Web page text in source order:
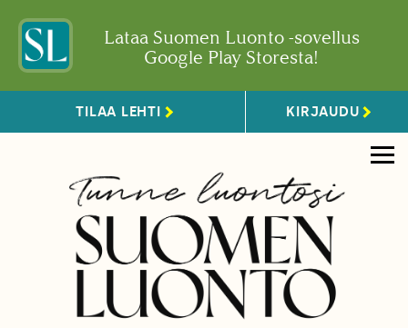
Lataa Suomen Luonto -sovellus
Google Play Storesta!
TILAA LEHTI KIRJAUDU